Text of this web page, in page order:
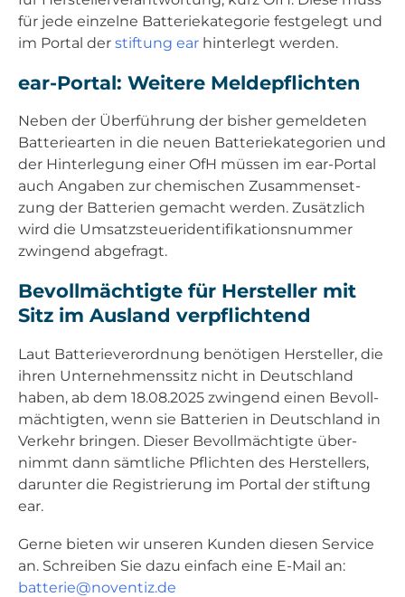
für jede ein­zel­ne Bat­te­rie­ka­te­go­rie fest­ge­legt und
im Por­tal der stif­tung ear hin­ter­legt wer­den.
ear-Por­tal: Wei­te­re Mel­de­pflich­ten
Neben der Über­füh­rung der bis­her gemel­de­ten
Bat­te­rie­ar­ten in die neu­en Bat­te­rie­ka­te­go­rien und
der Hin­ter­le­gung einer OfH müs­sen im ear-Por­tal
auch Anga­ben zur che­mi­schen Zusam­men­set­
zung der Bat­te­rien gemacht wer­den. Zusätz­lich
wird die Umsatz­steu­er­iden­ti­fi­ka­ti­ons­num­mer
zwin­gend abge­fragt.
Bevoll­mäch­tig­te für Her­stel­ler mit
Sitz im Aus­land ver­pflich­tend
Laut Bat­te­rie­ver­ord­nung benö­ti­gen Her­stel­ler, die
ihren Unter­neh­mens­sitz nicht in Deutsch­land
haben, ab dem 18.08.2025 zwin­gend einen Bevoll­
mäch­tig­ten, wenn sie Bat­te­rien in Deutsch­land in
Ver­kehr brin­gen. Die­ser Bevoll­mäch­tig­te über­
nimmt dann sämt­li­che Pflich­ten des Her­stel­lers,
dar­un­ter die Regis­trie­rung im Por­tal der stif­tung
ear.
Ger­ne bie­ten wir unse­ren Kun­den die­sen Ser­vice
an. Schrei­ben Sie dazu ein­fach eine E‑Mail an:
batterie@noventiz.de